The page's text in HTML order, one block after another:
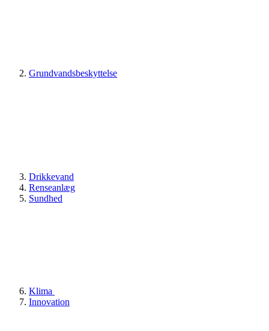
Grundvandsbeskyttelse
Drikkevand
Renseanlæg
Sundhed
Klima
Innovation